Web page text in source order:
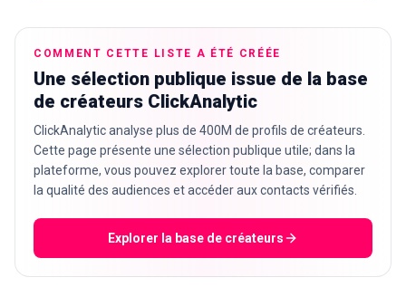
🇫🇷FR
COMMENT CETTE LISTE A ÉTÉ CRÉÉE
Une sélection publique issue de la base
de créateurs ClickAnalytic
ClickAnalytic analyse plus de 400M de profils de créateurs.
Cette page présente une sélection publique utile; dans la
plateforme, vous pouvez explorer toute la base, comparer
la qualité des audiences et accéder aux contacts vérifiés.
Explorer la base de créateurs